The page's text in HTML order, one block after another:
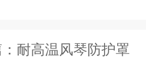
耐高温风琴防护罩